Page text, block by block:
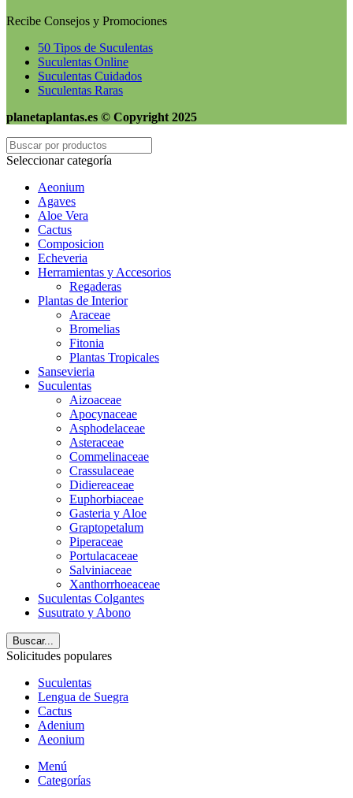
Recibe Consejos y Promociones
50 Tipos de Suculentas
Suculentas Online
Suculentas Cuidados
Suculentas Raras
planetaplantas.es © Copyright 2025
Seleccionar categoría
Aeonium
Agaves
Aloe Vera
Cactus
Composicion
Echeveria
Herramientas y Accesorios
Regaderas
Plantas de Interior
Araceae
Bromelias
Fitonia
Plantas Tropicales
Sansevieria
Suculentas
Aizoaceae
Apocynaceae
Asphodelaceae
Asteraceae
Commelinaceae
Crassulaceae
Didiereaceae
Euphorbiaceae
Gasteria y Aloe
Graptopetalum
Piperaceae
Portulacaceae
Salviniaceae
Xanthorrhoeaceae
Suculentas Colgantes
Susutrato y Abono
Buscar...
Solicitudes populares
Suculentas
Lengua de Suegra
Cactus
Adenium
Aeonium
Menú
Categorías